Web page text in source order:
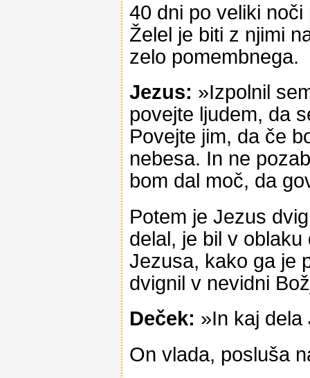
40 dni po veliki
Želel je biti z njimi
zelo pomembnega.
Jezus: »Izpolnil
povejte ljudem, da
Povejte jim, da če
nebesa. In ne
bom dal moč, da
Potem je Jezus
delal, je bil v
Jezusa, kako ga je
dvignil v nevidni
Deček: »In kaj dela
On vlada, posluša